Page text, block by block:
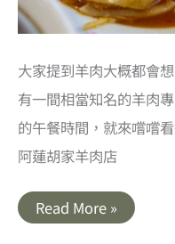
大家提到羊肉大概都會
有一間相當知名的羊肉
的午餐時間，就來嚐嚐
阿蓮胡家羊肉店
高
雄
Read More »